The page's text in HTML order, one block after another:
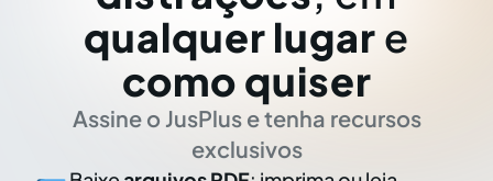
qualquer lugar e
como quiser
Assine o JusPlus e tenha recursos
exclusivos